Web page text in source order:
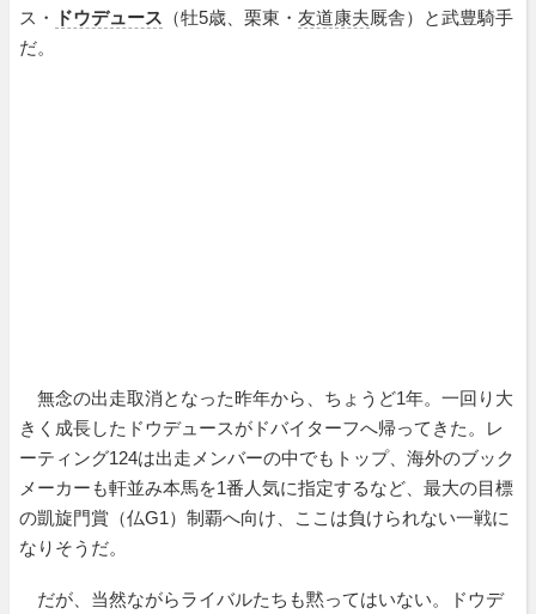
ス・
ドウデュース （牡5歳、栗東・ 友道康夫厩舎）と武豊騎手
だ。
無念の出走取消となった昨年から、ちょうど1年。一回り大
きく成長したドウデュースがドバイターフへ帰ってきた。レ
ーティング124は出走メンバーの中でもトップ、海外のブック
メーカーも軒並み本馬を1番人気に指定するなど、最大の目標
の凱旋門賞（仏G1）制覇へ向け、ここは負けられない一戦に
なりそうだ。
だが、当然ながらライバルたちも黙ってはいない。ドウデ